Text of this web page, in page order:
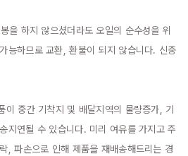
을 하지 않으셨더라도 오일의 순수성을 위
능하므로 교환, 환불이 되지 않습니다. 신중
이 중간 기착지 및 배달지역의 물량증가, 기
지연될 수 있습니다. 미리 여유를 가지고 주
, 파손으로 인해 제품을 재배송해드리는 경